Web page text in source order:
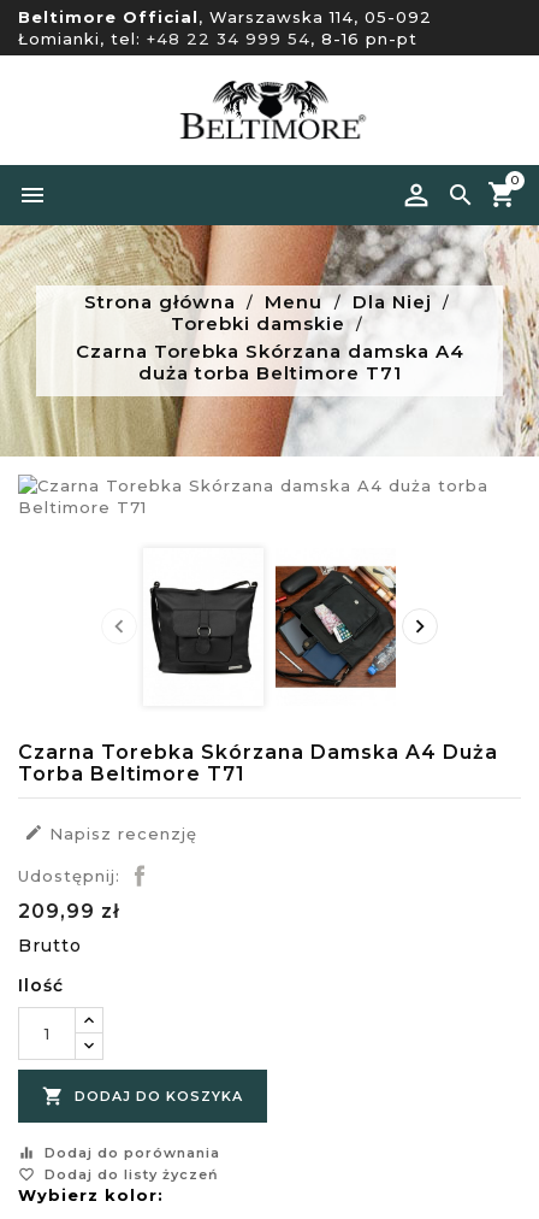
Beltimore Official, Warszawska 114, 05-092
Łomianki, tel: +48 22 34 999 54, 8-16 pn-pt


0
Strona główna Menu
Dla Niej
Torebki damskie
Czarna Torebka Skórzana damska A4
duża torba Beltimore T71
 
Czarna Torebka Skórzana Damska A4 Duża
Torba Beltimore T71
 Napisz recenzję
Udostępnij:
209,99 zł
Brutto
Ilość
 DODAJ DO KOSZYKA
equalizer
Dodaj do porównania
favorite_border
Dodaj do listy życzeń
Wybierz kolor: